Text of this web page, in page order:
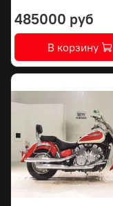
485000 руб
В корзину